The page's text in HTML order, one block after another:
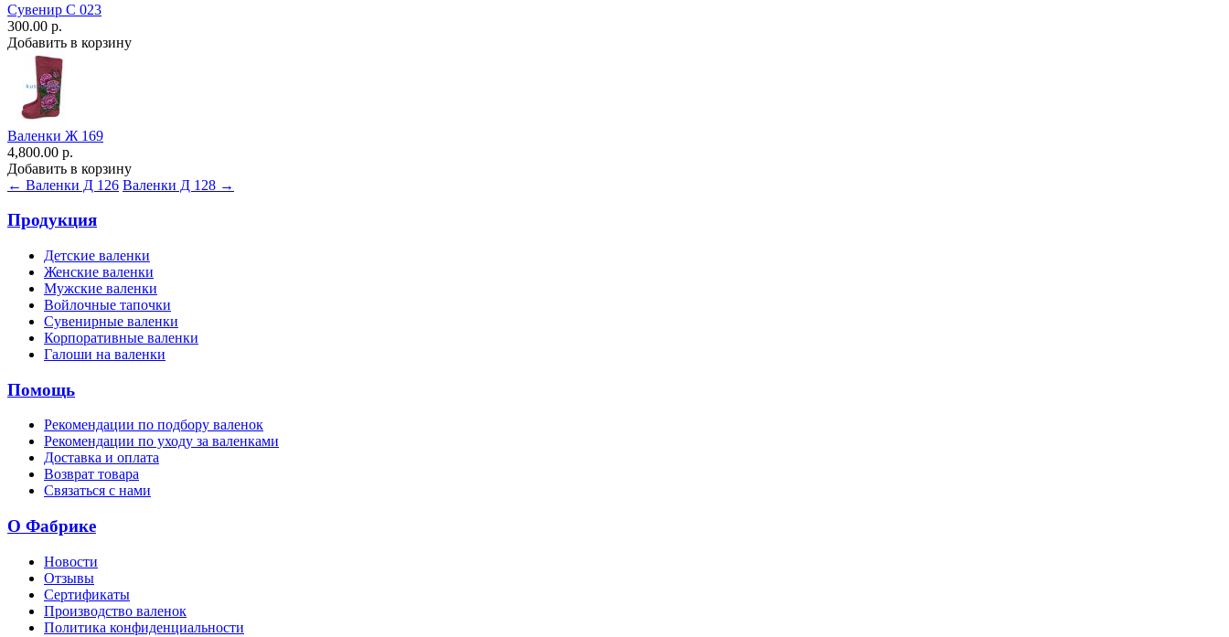
Сувенир С 023
300.00 р.
Добавить в корзину
Валенки Ж 169
4,800.00 р.
Добавить в корзину
← Валенки Д 126 Валенки Д 128 →
Продукция
Детские валенки
Женские валенки
Мужские валенки
Войлочные тапочки
Сувенирные валенки
Корпоративные валенки
Галоши на валенки
Помощь
Рекомендации по подбору валенок
Рекомендации по уходу за валенками
Доставка и оплата
Возврат товара
Связаться с нами
О Фабрике
Новости
Отзывы
Сертификаты
Производство валенок
Политика конфиденциальности